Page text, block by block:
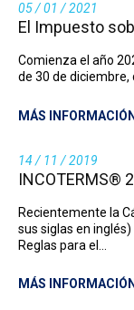
05 / 01 / 2021
El Impuesto
Comienza el año
de 30 de diciembre,
MÁS
14 / 11 / 2019
INCOTERMS®
Recientemente la
sus siglas en
Reglas para el…
MÁS INFORMACIÓN